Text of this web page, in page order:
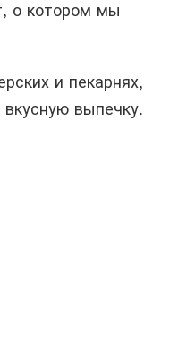
о котором мы
и пекарнях,
выпечку.